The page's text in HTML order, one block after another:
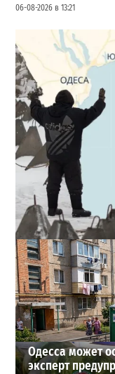
06-08-2026 в 13:21
Полковник ВСУ
новое
27-07-2026 в 11:19
ВИБОР РЕДАКЦИИ
Одесса может
эксперт